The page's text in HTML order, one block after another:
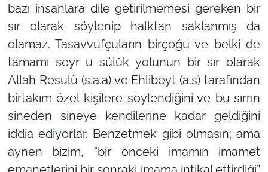
bazı insanlara dile getirilmemesi gereken bir
sır olarak söylenip halktan saklanmış da
olamaz. Tasavvufçuların birçoğu ve belki de
tamamı seyr u sülûk yolunun bir sır olarak
Allah Resulü (s.a.a) ve Ehlibeyt (a.s) tarafından
birtakım özel kişilere söylendiğini ve bu sırrın
sineden sineye kendilerine kadar geldiğini
iddia ediyorlar. Benzetmek gibi olmasın; ama
aynen bizim, “bir önceki imamın imamet